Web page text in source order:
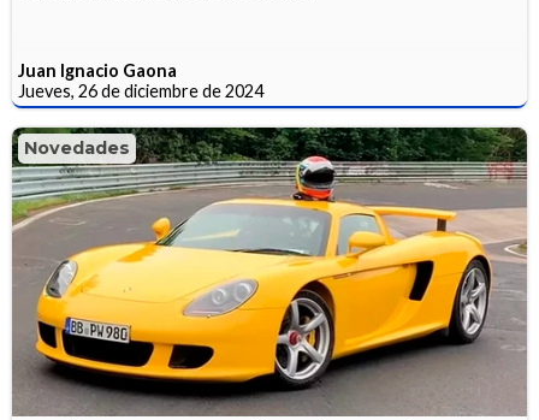
Juan Ignacio Gaona
Jueves, 26 de diciembre de 2024
Novedades